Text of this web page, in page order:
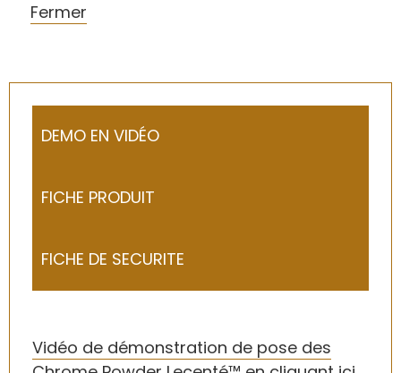
Fermer
DEMO EN VIDÉO
FICHE PRODUIT
FICHE DE SECURITE
Vidéo de démonstration de pose des